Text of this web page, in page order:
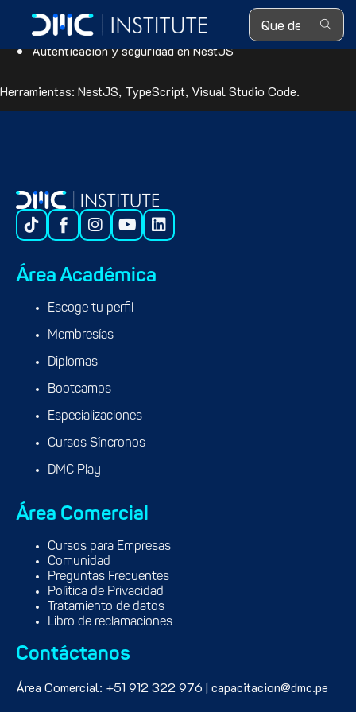
Search ...
Introducción a NestJS y a la Arquitectura Backend
Implementación de controles y servicios
Autenticación y seguridad en NestJS
Herramientas: NestJS, TypeScript, Visual Studio Code.
Área Académica
Escoge tu perfil
Membresías
Diplomas
Bootcamps
Especializaciones
Cursos Síncronos
DMC Play
Área Comercial
Cursos para Empresas
Comunidad
Preguntas Frecuentes
Política de Privacidad
Tratamiento de datos
Libro de reclamaciones
Contáctanos
Área Comercial: +51 912 322 976 | capacitacion@dmc.pe